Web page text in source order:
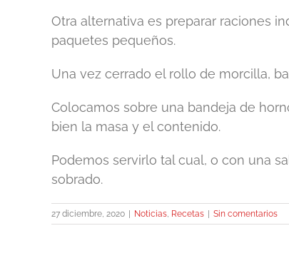
Otra alternativa es preparar raciones
paquetes pequeños.
Una vez cerrado el rollo de morcilla,
Colocamos sobre una bandeja de
bien la masa y el contenido.
Podemos servirlo tal cual, o con una
sobrado.
27 diciembre, 2020 Noticias, Recetas Sin comentarios